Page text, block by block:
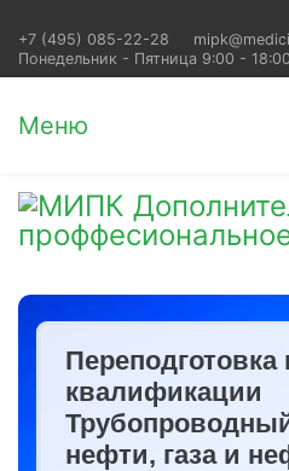
+7 (495) 085-22-28
Понедельник - Пятница 9:00 - 18:00
Меню
квалификации
нефти, газа и